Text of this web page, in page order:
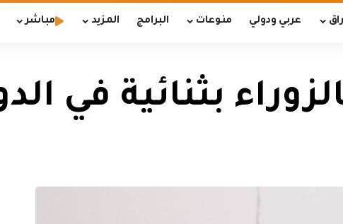
عربي ودولي منوعات البرامج المزيد مباشر
بثنائية في